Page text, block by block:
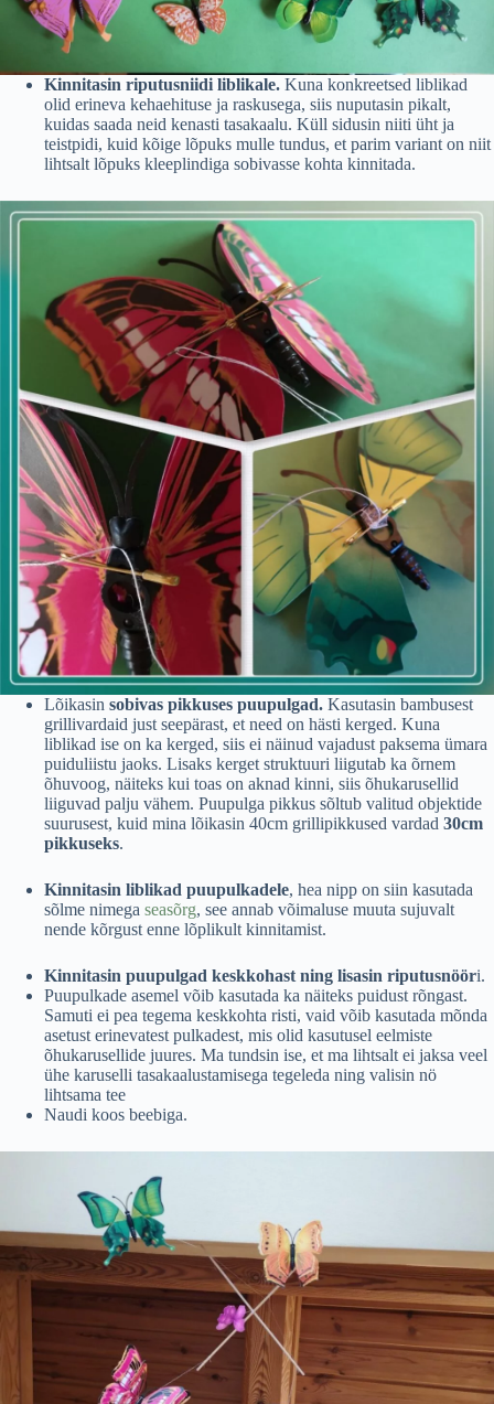
Kinnitasin riputusniidi liblikale. Kuna konkreetsed liblikad
olid erineva kehaehituse ja raskusega, siis nuputasin pikalt,
kuidas saada neid kenasti tasakaalu. Küll sidusin niiti üht ja
teistpidi, kuid kõige lõpuks mulle tundus, et parim variant on niit
lihtsalt lõpuks kleeplindiga sobivasse kohta kinnitada.
Lõikasin sobivas pikkuses puupulgad. Kasutasin bambusest
grillivardaid just seepärast, et need on hästi kerged. Kuna
liblikad ise on ka kerged, siis ei näinud vajadust paksema ümara
puiduliistu jaoks. Lisaks kerget struktuuri liigutab ka õrnem
õhuvoog, näiteks kui toas on aknad kinni, siis õhukarusellid
liiguvad palju vähem. Puupulga pikkus sõltub valitud objektide
suurusest, kuid mina lõikasin 40cm grillipikkused vardad 30cm
pikkuseks.
Kinnitasin liblikad puupulkadele, hea nipp on siin kasutada
sõlme nimega seasõrg, see annab võimaluse muuta sujuvalt
nende kõrgust enne lõplikult kinnitamist.
Kinnitasin puupulgad keskkohast ning lisasin riputusnööri.
Puupulkade asemel võib kasutada ka näiteks puidust rõngast.
Samuti ei pea tegema keskkohta risti, vaid võib kasutada mõnda
asetust erinevatest pulkadest, mis olid kasutusel eelmiste
õhukarusellide juures. Ma tundsin ise, et ma lihtsalt ei jaksa veel
ühe karuselli tasakaalustamisega tegeleda ning valisin nö
lihtsama tee
Naudi koos beebiga.